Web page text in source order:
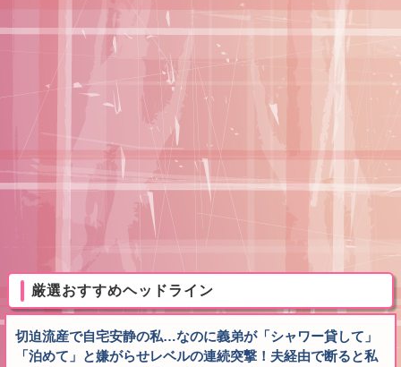
厳選おすすめヘッドライン
切迫流産で自宅安静の私…なのに義弟が「シャワー貸して」
「泊めて」と嫌がらせレベルの連続突撃！夫経由で断ると私